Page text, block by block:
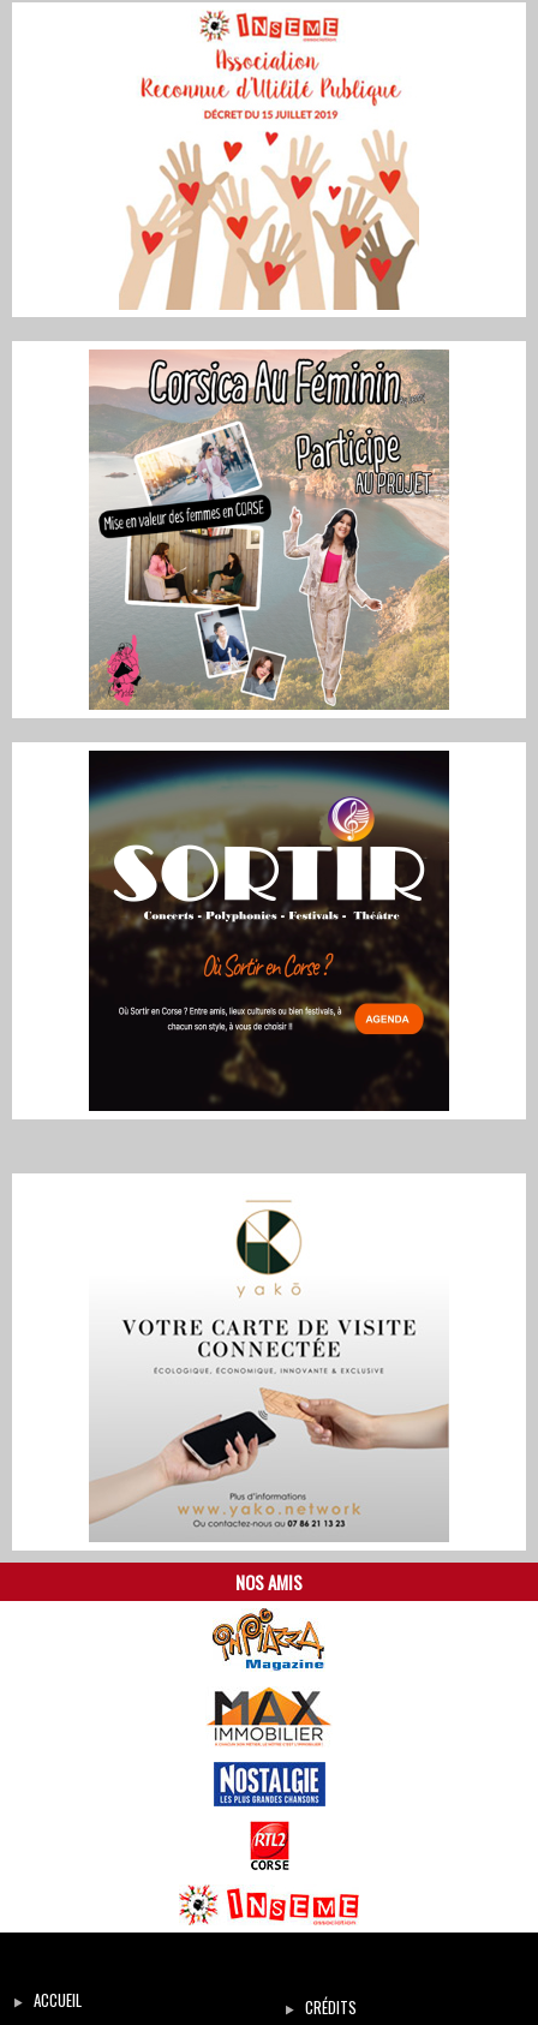
NOS AMIS
ACCUEIL CRÉDITS